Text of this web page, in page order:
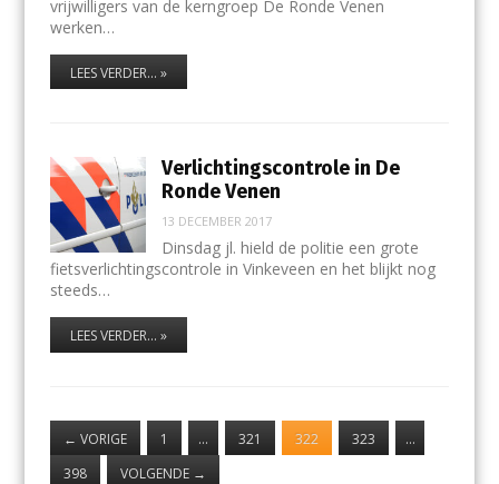
vrijwilligers van de kerngroep De Ronde Venen
werken…
LEES VERDER... »
Verlichtingscontrole in De
Ronde Venen
13 DECEMBER 2017
Dinsdag jl. hield de politie een grote
fietsverlichtingscontrole in Vinkeveen en het blijkt nog
steeds…
LEES VERDER... »
← VORIGE 1 … 321 322 323
…
398
VOLGENDE →